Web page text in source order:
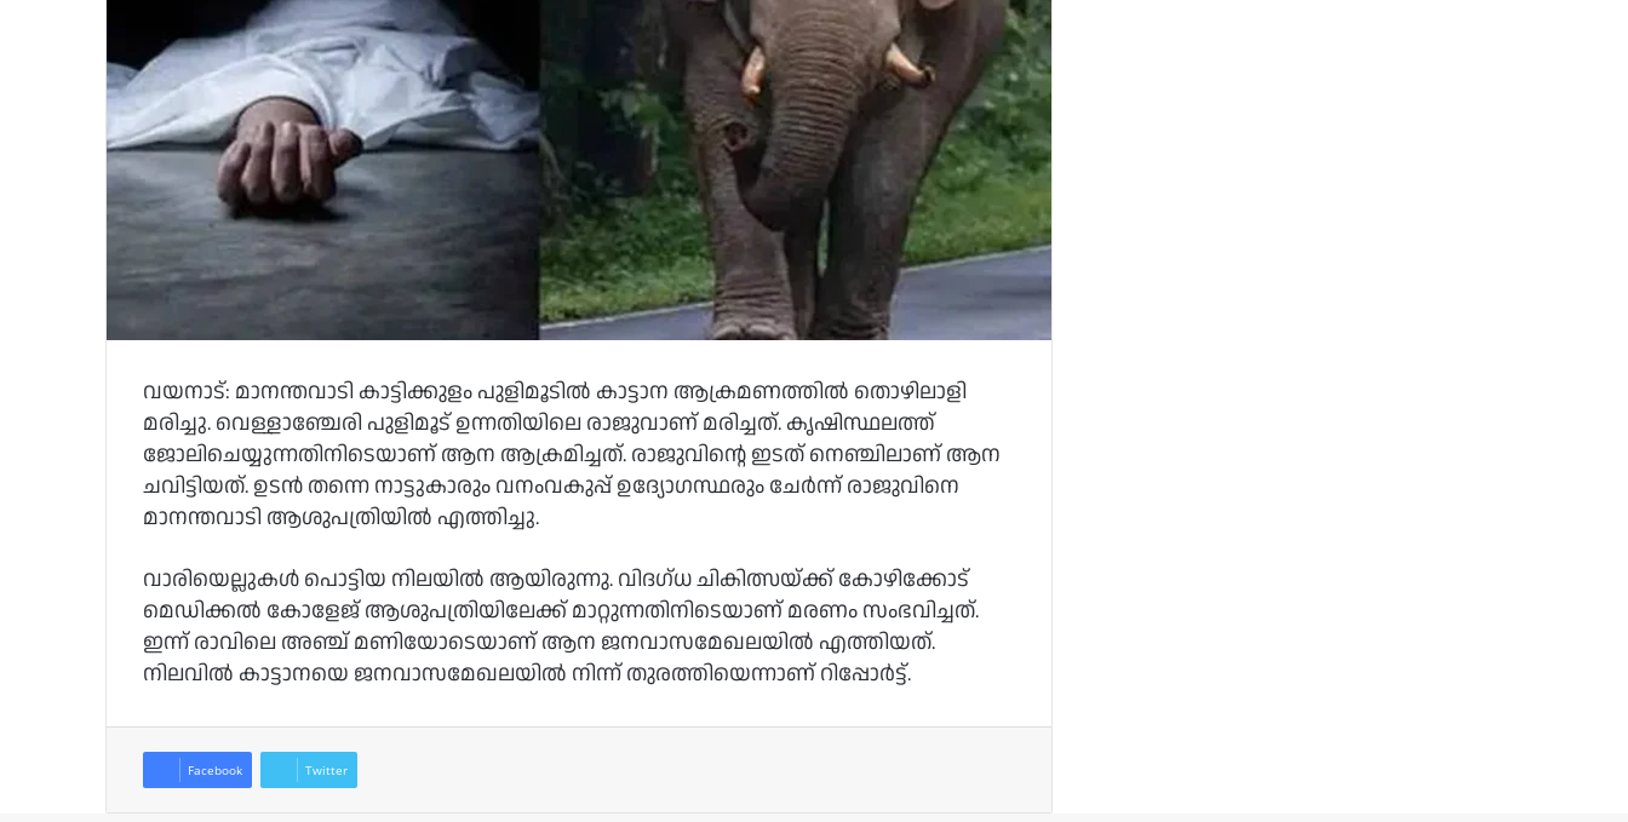
വയനാട്: മാനന്തവാടി കാട്ടിക്കുളം പുളിമൂടിൽ കാട്ടാന ആക്രമണത്തിൽ തൊഴിലാളി
മരിച്ചു. വെള്ളാഞ്ചേരി പുളിമൂട് ഉന്നതിയിലെ രാജുവാണ് മരിച്ചത്. കൃഷിസ്ഥലത്ത്
ജോലിചെയ്യുന്നതിനിടെയാണ് ആന ആക്രമിച്ചത്. രാജുവിന്റെ ഇടത് നെഞ്ചിലാണ് ആന
ചവിട്ടിയത്. ഉടൻ തന്നെ നാട്ടുകാരും വനംവകുപ്പ് ഉദ്യോഗസ്ഥരും ചേർന്ന് രാജുവിനെ
മാനന്തവാടി ആശുപത്രിയിൽ എത്തിച്ചു.
വാരിയെല്ലുകൾ പൊട്ടിയ നിലയിൽ ആയിരുന്നു. വിദഗ്ധ ചികിത്സയ്ക്ക് കോഴിക്കോട്
മെഡിക്കൽ കോളേജ് ആശുപത്രിയിലേക്ക് മാറ്റുന്നതിനിടെയാണ് മരണം സംഭവിച്ചത്.
ഇന്ന് രാവിലെ അഞ്ച് മണിയോടെയാണ് ആന ജനവാസമേഖലയിൽ എത്തിയത്.
നിലവിൽ കാട്ടാനയെ ജനവാസമേഖലയിൽ നിന്ന് തുരത്തിയെന്നാണ് റിപ്പോർട്ട്.
Facebook Twitter